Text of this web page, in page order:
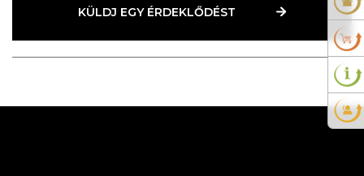
KÜLDJ EGY ÉRDEKLŐDÉST